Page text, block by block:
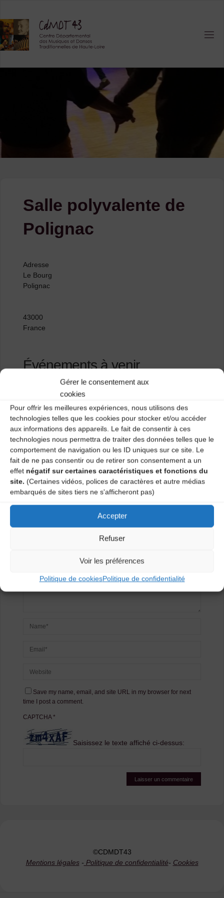
Gérer le consentement aux
cookies
Pour offrir les meilleures expériences, nous utilisons des
technologies telles que les cookies pour stocker et/ou accéder
aux informations des appareils. Le fait de consentir à ces
technologies nous permettra de traiter des données telles que le
comportement de navigation ou les ID uniques sur ce site. Le
fait de ne pas consentir ou de retirer son consentement a un
effet négatif sur certaines caractéristiques et fonctions du
site. (Certaines vidéos, polices de caractères et autre médias
embarqués de sites tiers ne s'afficheront pas)
Accepter
Refuser
Voir les préférences
Politique de cookiesPolitique de confidentialité
content
Salle polyvalente de
Polignac
Adresse
Le Bourg
Polignac
43000
France
Événements à venir
Salle polyvalente de Saint Pal de Mons
Mairie (Salle de cinéma)
Laisser un
commentaire
Save my name, email, and site URL in my browser for next
time I post a comment.
CAPTCHA*
Saisissez le texte affiché ci-dessus:
©CDMDT43
Mentions légales- Politique de confidentialité- Cookies